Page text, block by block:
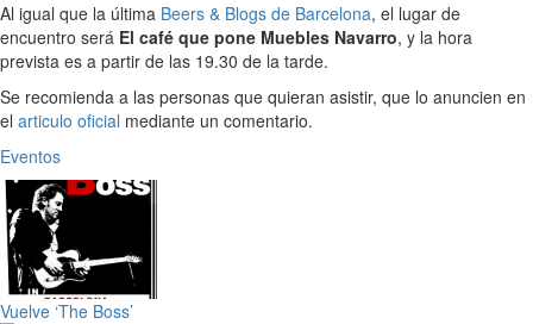
Al igual que la última Beers & Blogs de Barcelona, el lugar de
encuentro será El café que pone Muebles Navarro, y la hora
prevista es a partir de las 19.30 de la tarde.
Se recomienda a las personas que quieran asistir, que lo anuncien en
el articulo oficial mediante un comentario.
Eventos
Vuelve ‘The Boss’